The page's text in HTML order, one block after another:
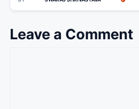
Leave a Comment